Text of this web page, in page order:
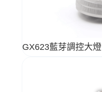
GX623藍芽調控大燈